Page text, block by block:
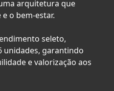
arquitetura que
o bem-estar.
seleto,
unidades, garantindo
e valorização aos